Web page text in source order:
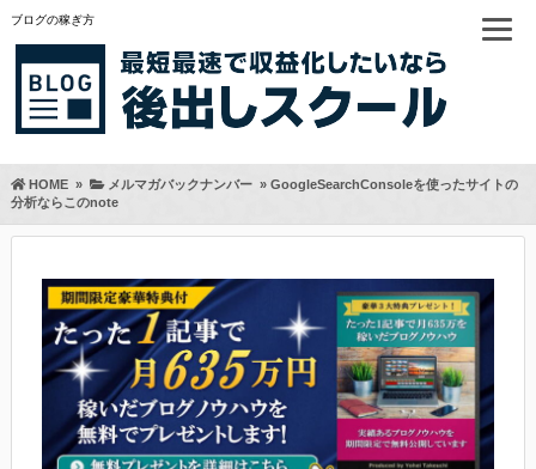
ブログの稼ぎ方
HOME» メルマガバックナンバー» GoogleSearchConsoleを使ったサイトの
分析ならこのnote